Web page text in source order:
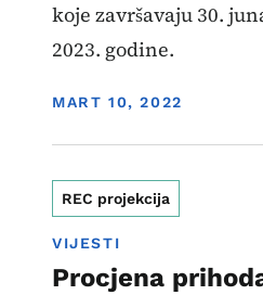
koje završavaju 30.
2023. godine.
DISPLAY DATE
MART 10, 2022
REC projekcija
VIJESTI
Procjena